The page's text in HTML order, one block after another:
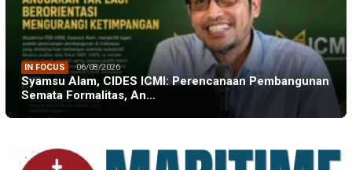
IN FOCUS 06/08/2026
Syamsu Alam, CIDES ICMI: Perencanaan Pembangunan
Semata Formalitas, An…